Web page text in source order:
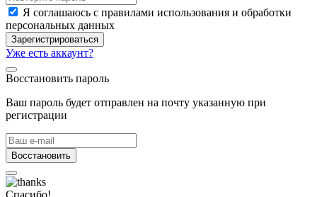
Я соглашаюсь с правилами использования и обработки
персональных данных
Зарегистрироваться
Уже есть аккаунт?
Восстановить пароль
Ваш пароль будет отправлен на почту указанную при
регистрации
Восстановить